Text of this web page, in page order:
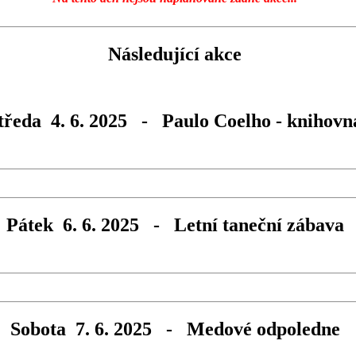
Následující akce
4. 6. 2025 - Paulo Coelho -
Pátek 6. 6. 2025 - Letní taneční zábava
Sobota 7. 6. 2025 - Medové odpoledne